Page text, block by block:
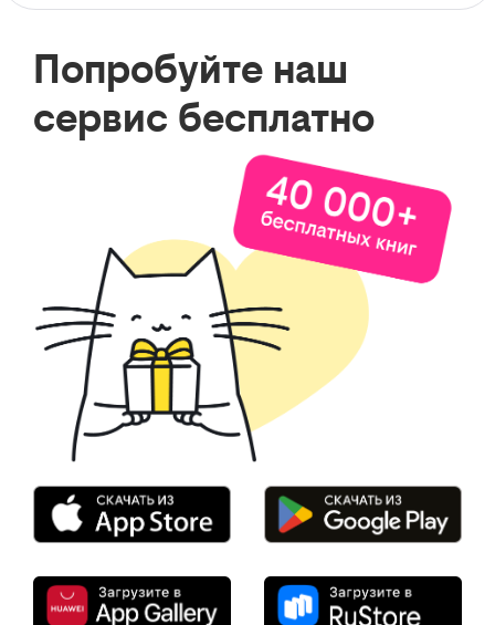
Попробуйте наш
сервис бесплатно